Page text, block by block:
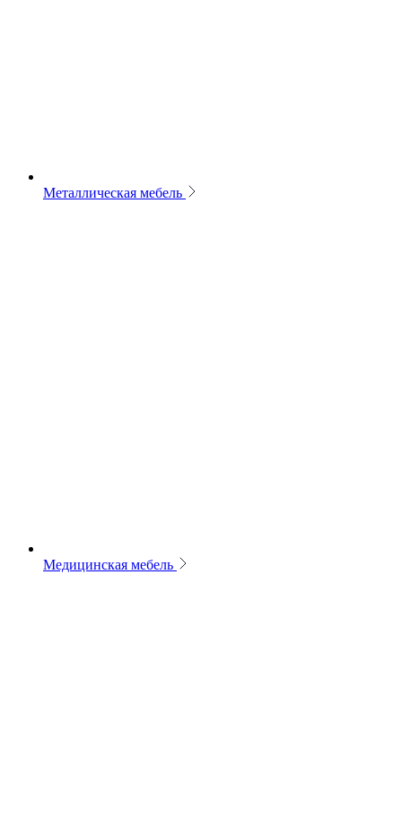
Металлическая мебель
Медицинская мебель